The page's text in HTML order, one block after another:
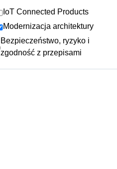
IoT Connected Products
Modernizacja architektury
Bezpieczeństwo, ryzyko i
zgodność z przepisami